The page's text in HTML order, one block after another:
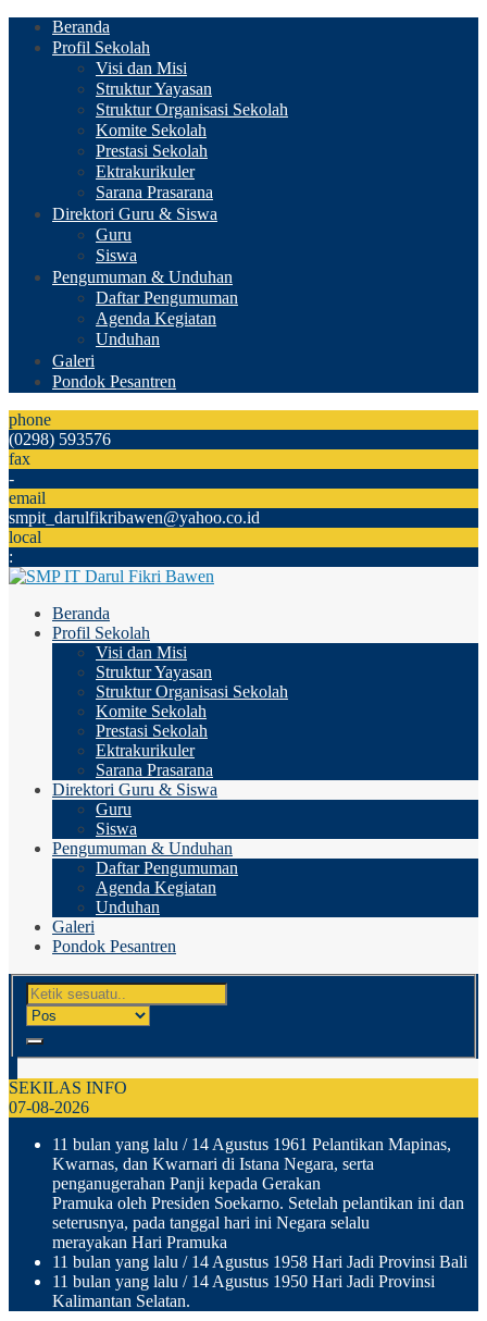
Beranda
Profil Sekolah
Visi dan Misi
Struktur Yayasan
Struktur Organisasi Sekolah
Komite Sekolah
Prestasi Sekolah
Ektrakurikuler
Sarana Prasarana
Direktori Guru & Siswa
Guru
Siswa
Pengumuman & Unduhan
Daftar Pengumuman
Agenda Kegiatan
Unduhan
Galeri
Pondok Pesantren
phone
(0298) 593576
fax
-
email
smpit_darulfikribawen@yahoo.co.id
local
:
Beranda
Profil Sekolah
Visi dan Misi
Struktur Yayasan
Struktur Organisasi Sekolah
Komite Sekolah
Prestasi Sekolah
Ektrakurikuler
Sarana Prasarana
Direktori Guru & Siswa
Guru
Siswa
Pengumuman & Unduhan
Daftar Pengumuman
Agenda Kegiatan
Unduhan
Galeri
Pondok Pesantren
SEKILAS INFO
07-08-2026
11 bulan yang lalu / 14 Agustus 1961 Pelantikan Mapinas,
Kwarnas, dan Kwarnari di Istana Negara, serta
penganugerahan Panji kepada Gerakan
Pramuka oleh Presiden Soekarno. Setelah pelantikan ini dan
seterusnya, pada tanggal hari ini Negara selalu
merayakan Hari Pramuka
11 bulan yang lalu / 14 Agustus 1958 Hari Jadi Provinsi Bali
11 bulan yang lalu / 14 Agustus 1950 Hari Jadi Provinsi
Kalimantan Selatan.